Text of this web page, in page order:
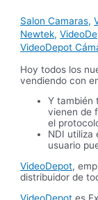
Salon Camaras,
Newtek,
VideoDepot
Hoy todos los
vendiendo con
Y también
vienen de
el
NDI utiliza
usuario
VideoDepot,
distribuidor de
VideoDepot es